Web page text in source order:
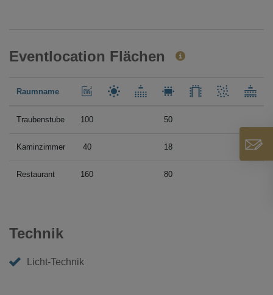
Eventlocation Flächen
Raumname
Traubenstube 100 50
Kaminzimmer 40 18
Restaurant 160 80
Technik
Licht-Technik